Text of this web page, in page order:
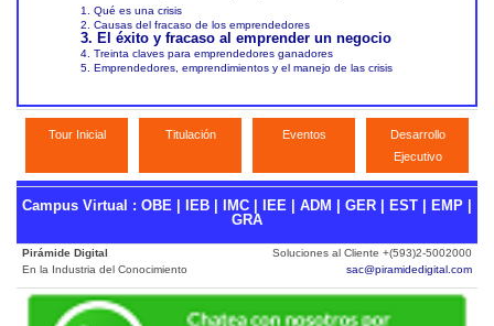
1. Qué es una crisis
2. Causas del fracaso de los emprendedores
3. El éxito y fracaso al emprender un negocio
4. Treinta claves para emprendedores ganadores
5. Emprendedores, emprendimientos y el manejo de las crisis
Tour Inicial Titulación Eventos
Desarrollo
Ejecutivo
Campus Virtual : OBE | IEB | IMC | IEE | ADM | GER | EST | EMP |
GRA
Pirámide Digital
En la Industria del Conocimiento
Soluciones al Cliente +(593)2-5002000
sac@piramidedigital.com